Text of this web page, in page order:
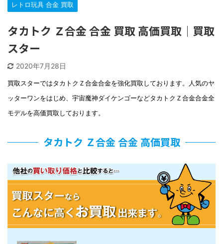
レトロ玩具 合金 買取
タカトク Ｚ合金 合金 買取 高価買取｜買取
スター
2020年7月28日
買取スターではタカトクＺ合金合金を強化買取しております。人気のヤ
ッターワンをはじめ、宇宙魔神ダイケンゴーなどタカトクＺ合金合金全
モデルを高価買取しております。
タカトク Ｚ合金 合金 高価買取